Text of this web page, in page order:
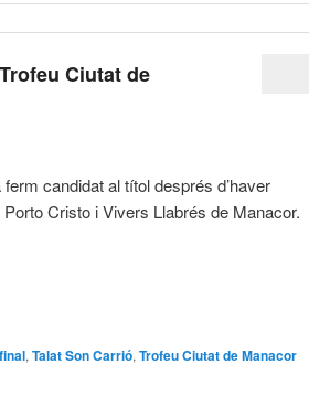
Ciutat de
candidat al títol després d’haver
Cristo i Vivers Llabrés de Manacor.
final,Talat Son Carrió,Trofeu Ciutat de Manacor